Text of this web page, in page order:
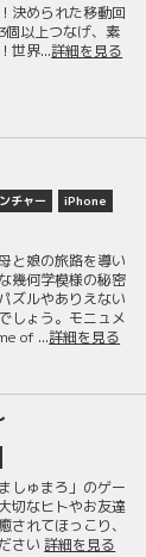
決められた移動回
個以上つなげ、素
世界...詳細を見る
チャー
iPhone
と娘の旅路を導い
幾何学模様の秘密
ズルやありえない
しょう。モニュメ
of ...詳細を見る
しゅまろ」のゲー
切なヒトやお友達
されてほっこり、
さい詳細を見る